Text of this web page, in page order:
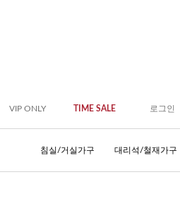
VIP ONLY TIME SALE 로그인
침실/거실가구 대리석/철재가구